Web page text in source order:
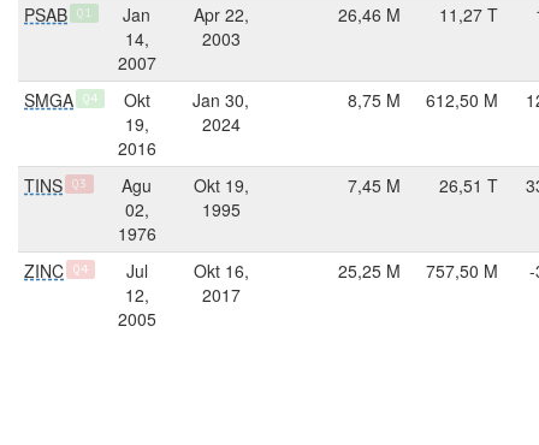
PSAB Q1
Jan
14,
2007
Apr 22,
2003
26,46 M 11,27 T
SMGA Q4
Okt
19,
2016
Jan 30,
2024
8,75 M 612,50 M
TINS Q3
Agu
02,
1976
Okt 19,
1995
7,45 M 26,51 T
ZINC Q4
Jul
12,
2005
Okt 16,
2017
25,25 M 757,50 M -